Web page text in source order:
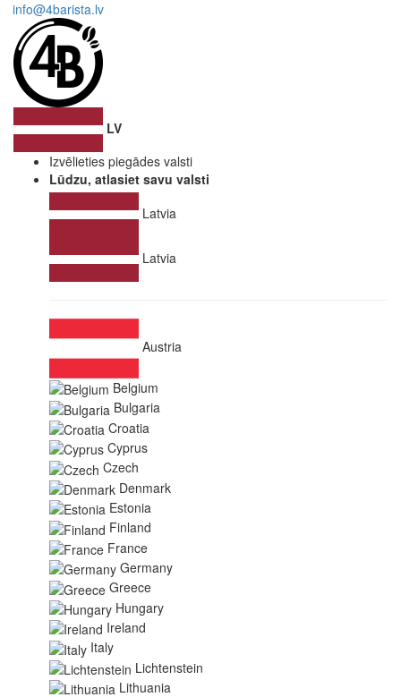
info@4barista.lv
LV
Izvēlieties piegādes valsti
Lūdzu, atlasiet savu valsti
Latvia
Latvia
Austria
Belgium
Bulgaria
Croatia
Cyprus
Czech
Denmark
Estonia
Finland
France
Germany
Greece
Hungary
Ireland
Italy
Lichtenstein
Lithuania